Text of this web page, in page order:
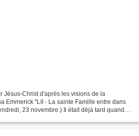
Jésus-Christ d'après les visions de la
Emmerick "LII - La sainte Famille entre dans
23 novembre.) Il était déjà tard quand